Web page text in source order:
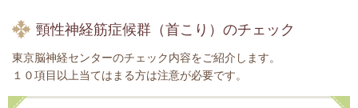
頸性神経筋症候群（首こり）のチェック
東京脳神経センターのチェック内容をご紹介します。
１０項目以上当てはまる方は注意が必要です。